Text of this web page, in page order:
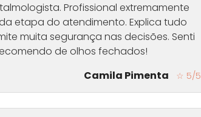
Profissional extremamente
etapa do atendimento. Explica tudo
muita segurança nas decisões. Senti
de olhos fechados!
Camila Pimenta
☆ 5/5